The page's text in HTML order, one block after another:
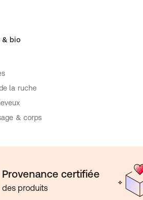
& bio
la ruche
& corps
Provenance certifiée
des produits